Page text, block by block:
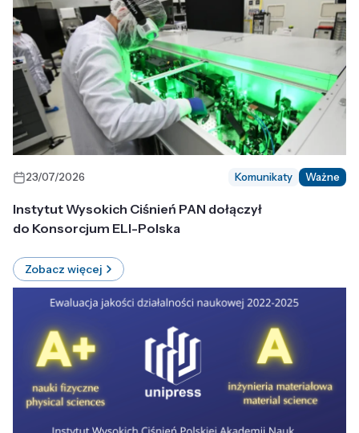
23/07/2026 Komunikaty Ważne
Instytut Wysokich Ciśnień PAN dołączył
do Konsorcjum ELI-Polska
Zobacz więcej